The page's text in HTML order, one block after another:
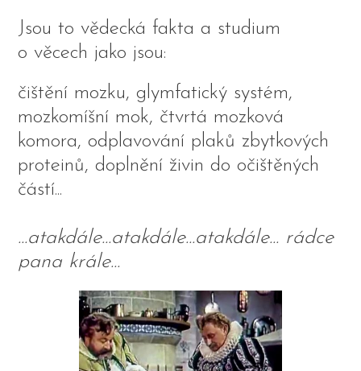
Jsou to vědecká fakta a studium
o věcech jako jsou:
čištění mozku, glymfatický systém,
mozkomíšní mok, čtvrtá mozková
komora, odplavování plaků zbytkových
proteinů, doplnění živin do očištěných
částí...
...atakdále...atakdále...atakdále... rádce
pana krále...